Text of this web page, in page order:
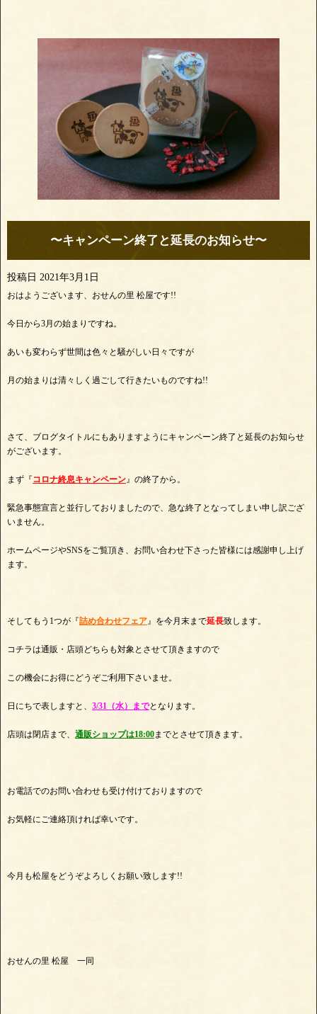
〜キャンペーン終了と延長のお知らせ〜
投稿日 2021年3月1日
おはようございます、おせんの里 松屋です!!
今日から3月の始まりですね。
あいも変わらず世間は色々と騒がしい日々ですが
月の始まりは清々しく過ごして行きたいものですね!!
さて、ブログタイトルにもありますようにキャンペーン終了と延長のお知らせ
がございます。
まず『コロナ終息キャンペーン』の終了から。
緊急事態宣言と並行しておりましたので、急な終了となってしまい申し訳ござ
いません。
ホームページやSNSをご覧頂き、お問い合わせ下さった皆様には感謝申し上げ
ます。
そしてもう1つが『詰め合わせフェア』を今月末まで延長致します。
コチラは通販・店頭どちらも対象とさせて頂きますので
この機会にお得にどうぞご利用下さいませ。
日にちで表しますと、 3/31（水）までとなります。
店頭は閉店まで、 通販ショップは18:00までとさせて頂きます。
お電話でのお問い合わせも受け付けておりますので
お気軽にご連絡頂ければ幸いです。
今月も松屋をどうぞよろしくお願い致します!!
おせんの里 松屋 一同